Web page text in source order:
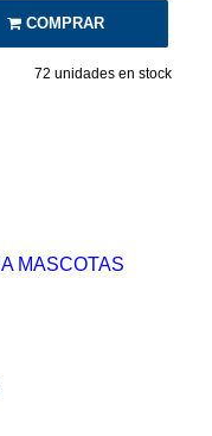
COMPRAR
72 unidades en stock